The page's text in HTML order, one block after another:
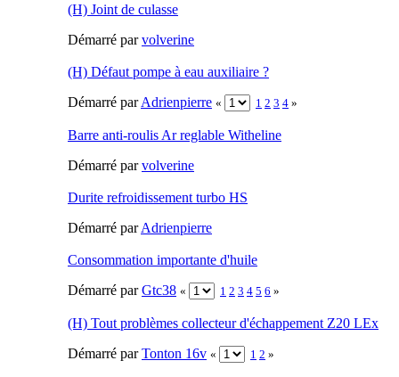
(H) Joint de culasse
Démarré parvolverine
(H) Défaut pompe à eau auxiliaire ?
Démarré parAdrienpierre « 1 2 3 4 »
Barre anti-roulis Ar reglable Witheline
Démarré parvolverine
Durite refroidissement turbo HS
Démarré parAdrienpierre
Consommation importante d'huile
Démarré parGtc38 « 1 2 3 4 5 6 »
(H) Tout problèmes collecteur d'échappement Z20 LEx
Démarré parTonton 16v « 1 2 »